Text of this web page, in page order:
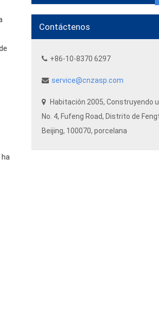
Contáctenos
+86-10-8370 6297
service@cnzasp.com
Habitación 2005, Construyendo
No. 4, Fufeng Road, Distrito de
Beijing, 100070, porcelana